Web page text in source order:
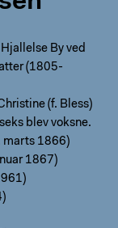
By ved
(1805-
(f. Bless)
blev voksne.
marts 1866)
1867)